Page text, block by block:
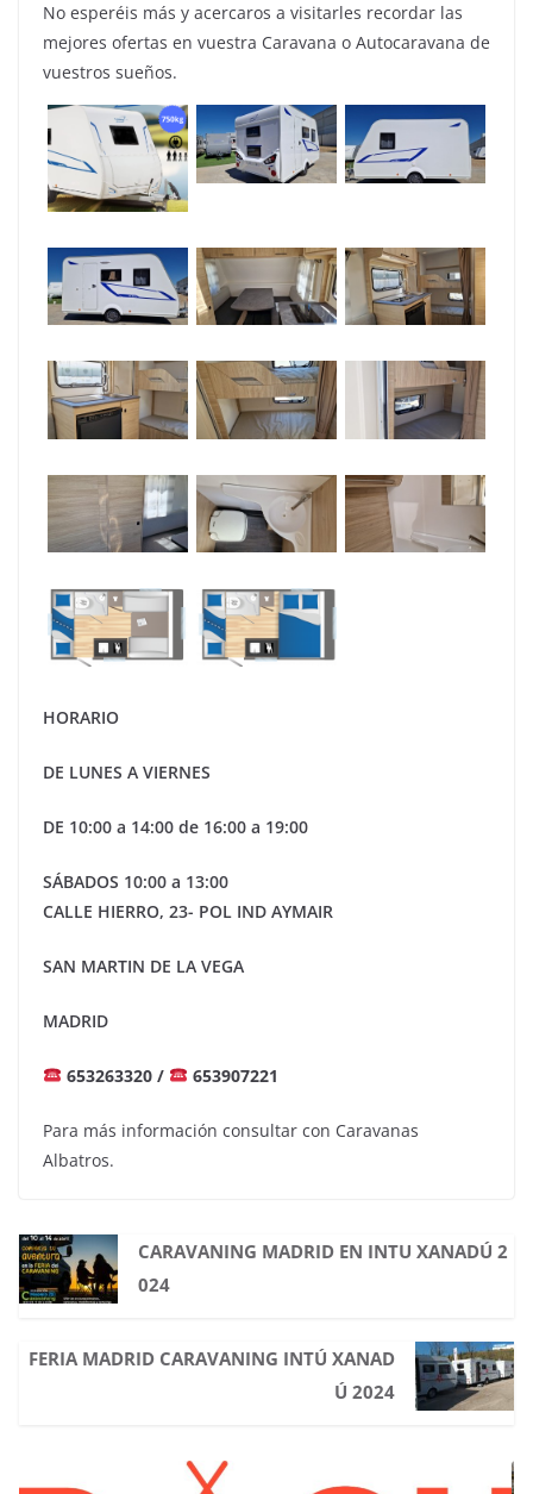
No esperéis más y acercaros a visitarles recordar las
mejores ofertas en vuestra Caravana o Autocaravana de
vuestros sueños.
HORARIO
DE LUNES A VIERNES
DE 10:00 a 14:00 de 16:00 a 19:00
SÁBADOS 10:00 a 13:00
CALLE HIERRO, 23- POL IND AYMAIR
SAN MARTIN DE LA VEGA
MADRID
653263320 / 653907221
Para más información consultar con Caravanas
Albatros.
CARAVANING MADRID EN INTU XANADÚ 2
024
FERIA MADRID CARAVANING INTÚ XANAD
Ú 2024